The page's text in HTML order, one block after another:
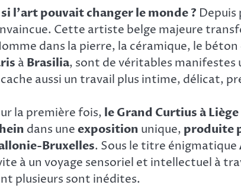
l’art pouvait changer le monde ? Depuis
Cette artiste belge majeure
dans la pierre, la céramique, le
à Brasilia, sont de véritables manifestes
aussi un travail plus intime, délicat,
la première fois, le Grand Curtius à Liège
dans uneexposition unique, produite
Bruxelles. Sous le titre énigmatique
à un voyage sensoriel et intellectuel à
plusieurs sont inédites.